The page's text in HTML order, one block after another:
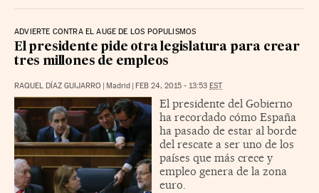
ADVIERTE CONTRA EL AUGE DE LOS POPULISMOS
El presidente pide otra legislatura para crear
tres millones de empleos
RAQUEL DÍAZ GUIJARRO Madrid FEB 24, 2015 - 13:53 EST
El presidente del Gobierno
ha recordado cómo España
ha pasado de estar al borde
del rescate a ser uno de los
países que más crece y
empleo genera de la zona
euro.